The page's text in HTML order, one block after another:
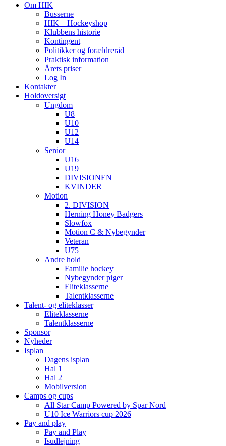
Om HIK
Busserne
HIK – Hockeyshop
Klubbens historie
Kontingent
Politikker og forældreråd
Praktisk information
Årets priser
Log In
Kontakter
Holdoversigt
Ungdom
U8
U10
U12
U14
Senior
U16
U19
DIVISIONEN
KVINDER
Motion
2. DIVISION
Herning Honey Badgers
Slowfox
Motion C & Nybegynder
Veteran
U75
Andre hold
Familie hockey
Nybegynder piger
Eliteklasserne
Talentklasserne
Talent- og eliteklasser
Eliteklasserne
Talentklasserne
Sponsor
Nyheder
Isplan
Dagens isplan
Hal 1
Hal 2
Mobilversion
Camps og cups
All Star Camp Powered by Spar Nord
U10 Ice Warriors cup 2026
Pay and play
Pay and Play
Isudlejning